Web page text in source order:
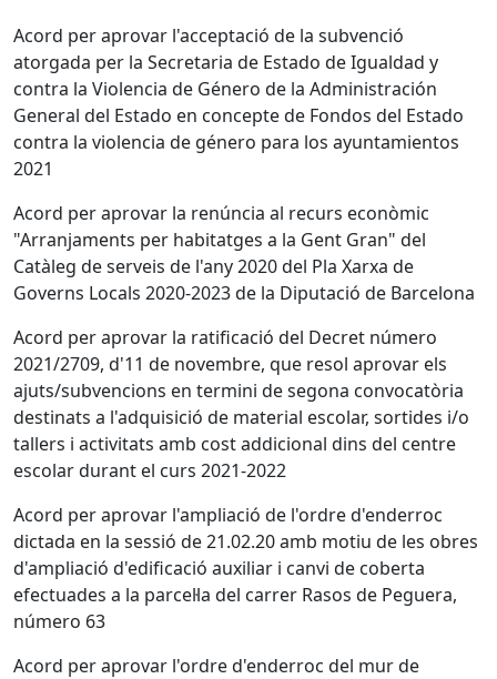
Acord per aprovar l'acceptació de la subvenció
atorgada per la Secretaria de Estado de Igualdad y
contra la Violencia de Género de la Administración
General del Estado en concepte de Fondos del Estado
contra la violencia de género para los ayuntamientos
2021
Acord per aprovar la renúncia al recurs econòmic
"Arranjaments per habitatges a la Gent Gran" del
Catàleg de serveis de l'any 2020 del Pla Xarxa de
Governs Locals 2020-2023 de la Diputació de Barcelona
Acord per aprovar la ratificació del Decret número
2021/2709, d'11 de novembre, que resol aprovar els
ajuts/subvencions en termini de segona convocatòria
destinats a l'adquisició de material escolar, sortides i/o
tallers i activitats amb cost addicional dins del centre
escolar durant el curs 2021-2022
Acord per aprovar l'ampliació de l'ordre d'enderroc
dictada en la sessió de 21.02.20 amb motiu de les obres
d'ampliació d'edificació auxiliar i canvi de coberta
efectuades a la parcel·la del carrer Rasos de Peguera,
número 63
Acord per aprovar l'ordre d'enderroc del mur de